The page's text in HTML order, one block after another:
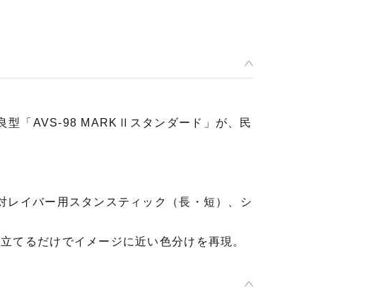
型「AVS-98 MARKⅡスタンダード」が、民
レイバー用スタンスティック（長・短）、シ
てるだけでイメージに近い色分けを再現。